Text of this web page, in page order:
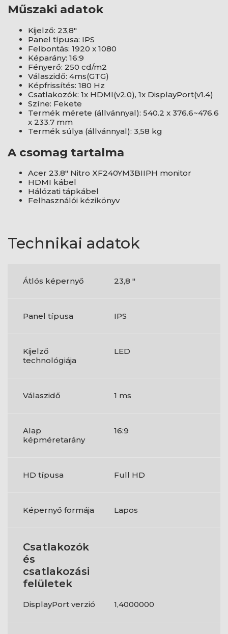
Műszaki adatok
Kijelző: 23,8"
Panel típusa: IPS
Felbontás: 1920 x 1080
Képarány: 16:9
Fényerő: 250 cd/m2
Válaszidő: 4ms(GTG)
Képfrissítés: 180 Hz
Csatlakozók: 1x HDMI(v2.0), 1x DisplayPort(v1.4)
Színe: Fekete
Termék mérete (állvánnyal): 540.2 x 376.6~476.6
x 233.7 mm
Termék súlya (állvánnyal): 3,58 kg
A csomag tartalma
Acer 23.8" Nitro XF240YM3BIIPH monitor
HDMI kábel
Hálózati tápkábel
Felhasználói kézikönyv
Technikai adatok
Átlós képernyő 23,8 "
Panel típusa IPS
Kijelző
technológiája
LED
Válaszidő 1 ms
Alap
képméretarány
16:9
HD típusa Full HD
Képernyő formája Lapos
Csatlakozók
és
csatlakozási
felületek
DisplayPort verzió 1,4000000